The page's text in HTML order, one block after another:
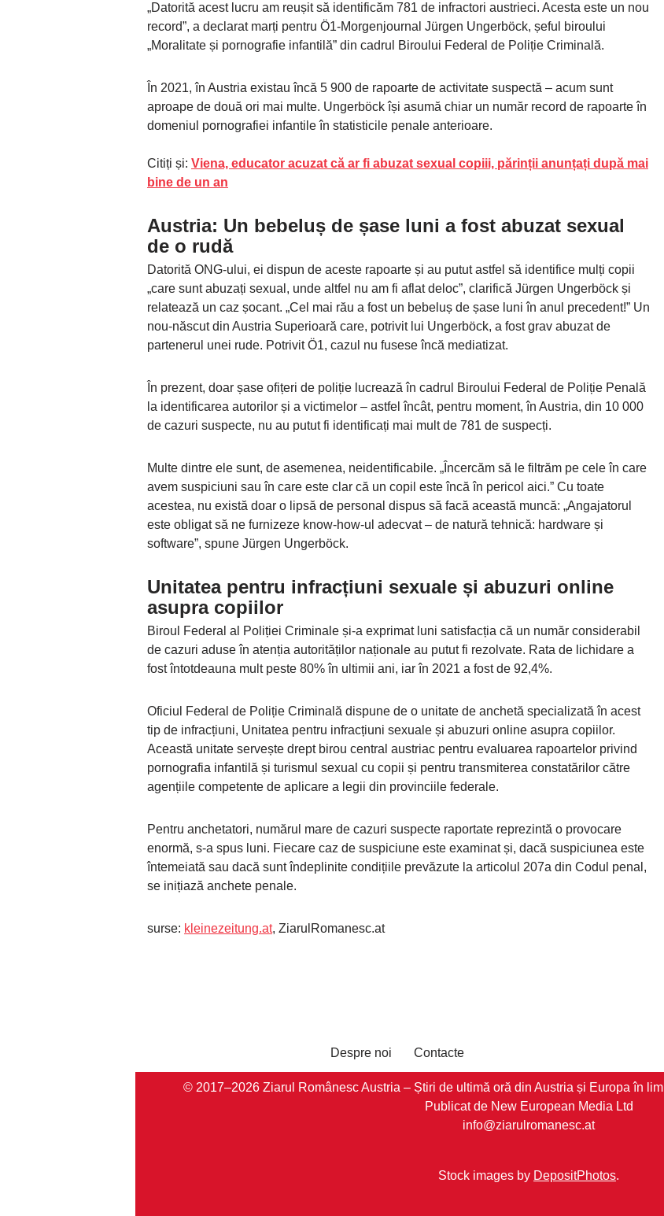
„Datorită acest lucru am reușit să identificăm 781 de infractori austrieci. Acesta este un nou
record”, a declarat marți pentru Ö1-Morgenjournal Jürgen Ungerböck, șeful biroului
„Moralitate și pornografie infantilă” din cadrul Biroului Federal de Poliție Criminală.
În 2021, în Austria existau încă 5 900 de rapoarte de activitate suspectă – acum sunt
aproape de două ori mai multe. Ungerböck își asumă chiar un număr record de rapoarte în
domeniul pornografiei infantile în statisticile penale anterioare.
Citiți și: Viena, educator acuzat că ar fi abuzat sexual copiii, părinții anunțați după mai
bine de un an
Austria: Un bebeluș de șase luni a fost abuzat sexual
de o rudă
Datorită ONG-ului, ei dispun de aceste rapoarte și au putut astfel să identifice mulți copii
„care sunt abuzați sexual, unde altfel nu am fi aflat deloc”, clarifică Jürgen Ungerböck și
relatează un caz șocant. „Cel mai rău a fost un bebeluș de șase luni în anul precedent!” Un
nou-născut din Austria Superioară care, potrivit lui Ungerböck, a fost grav abuzat de
partenerul unei rude. Potrivit Ö1, cazul nu fusese încă mediatizat.
În prezent, doar șase ofițeri de poliție lucrează în cadrul Biroului Federal de Poliție Penală
la identificarea autorilor și a victimelor – astfel încât, pentru moment, în Austria, din 10 000
de cazuri suspecte, nu au putut fi identificați mai mult de 781 de suspecți.
Multe dintre ele sunt, de asemenea, neidentificabile. „Încercăm să le filtrăm pe cele în care
avem suspiciuni sau în care este clar că un copil este încă în pericol aici.” Cu toate
acestea, nu există doar o lipsă de personal dispus să facă această muncă: „Angajatorul
este obligat să ne furnizeze know-how-ul adecvat – de natură tehnică: hardware și
software”, spune Jürgen Ungerböck.
Unitatea pentru infracțiuni sexuale și abuzuri online
asupra copiilor
Biroul Federal al Poliției Criminale și-a exprimat luni satisfacția că un număr considerabil
de cazuri aduse în atenția autorităților naționale au putut fi rezolvate. Rata de lichidare a
fost întotdeauna mult peste 80% în ultimii ani, iar în 2021 a fost de 92,4%.
Oficiul Federal de Poliție Criminală dispune de o unitate de anchetă specializată în acest
tip de infracțiuni, Unitatea pentru infracțiuni sexuale și abuzuri online asupra copiilor.
Această unitate servește drept birou central austriac pentru evaluarea rapoartelor privind
pornografia infantilă și turismul sexual cu copii și pentru transmiterea constatărilor către
agențiile competente de aplicare a legii din provinciile federale.
Pentru anchetatori, numărul mare de cazuri suspecte raportate reprezintă o provocare
enormă, s-a spus luni. Fiecare caz de suspiciune este examinat și, dacă suspiciunea este
întemeiată sau dacă sunt îndeplinite condițiile prevăzute la articolul 207a din Codul penal,
se inițiază anchete penale.
surse: kleinezeitung.at, ZiarulRomanesc.at
Despre noi Contacte
© 2017–2026 Ziarul Românesc Austria – Știri de ultimă oră din Austria și Europa în
Publicat de New European Media Ltd
info@ziarulromanesc.at
Stock images by DepositPhotos.